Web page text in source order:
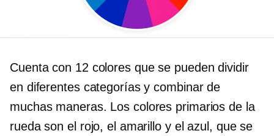
Cuenta con 12 colores que se pueden dividir
en diferentes categorías y combinar de
muchas maneras. Los colores primarios de la
rueda son el rojo, el amarillo y el azul, que se